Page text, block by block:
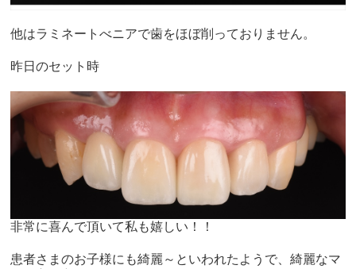
他はラミネートべニアで歯をほぼ削っておりません。
昨日のセット時
非常に喜んで頂いて私も嬉しい！！
患者さまのお子様にも綺麗～といわれたようで、綺麗なマ